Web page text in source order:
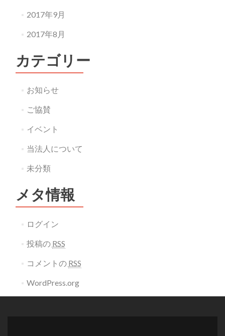
2017年9月
2017年8月
カテゴリー
お知らせ
ご協賛
イベント
当法人について
未分類
メタ情報
ログイン
投稿の RSS
コメントの RSS
WordPress.org